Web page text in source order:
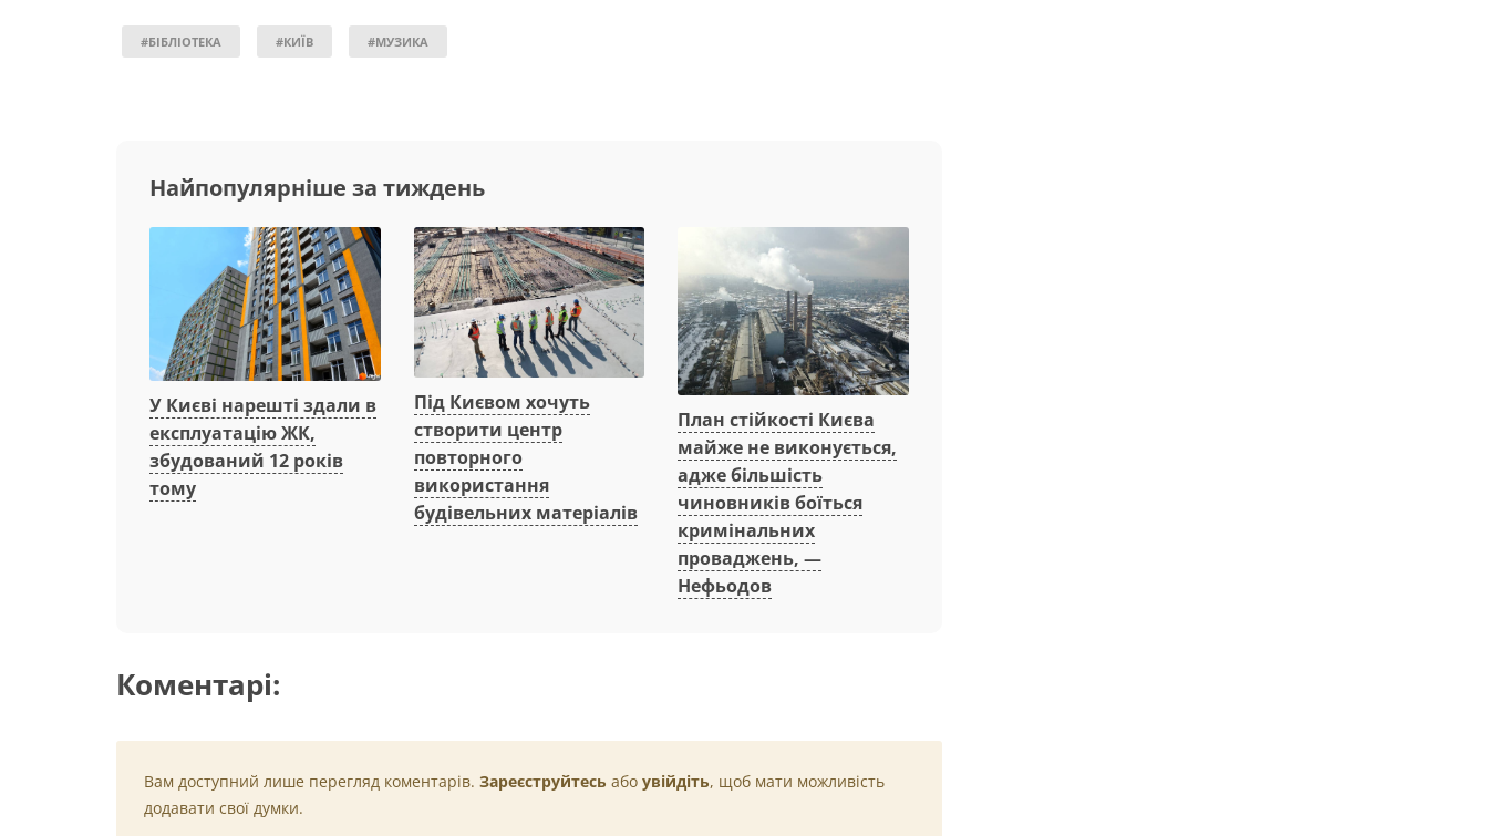
#БІБЛІОТЕКА #КИЇВ #МУЗИКА
Найпопулярніше за тиждень
У Києві нарешті здали в
експлуатацію ЖК,
збудований 12 років
тому
Під Києвом хочуть
створити центр
повторного
використання
будівельних матеріалів
План стійкості Києва
майже не виконується,
адже більшість
чиновників боїться
кримінальних
проваджень, —
Нефьодов
Коментарі:
Вам доступний лише перегляд коментарів. Зареєструйтесь або увійдіть, щоб мати можливість
додавати свої думки.